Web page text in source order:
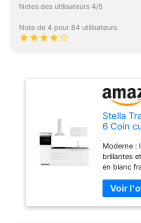
Notes des utilisateurs 4/5
Note de 4 pour 84 utilisateurs
Stella
6 Coin
blanc
Cuisine
et de
260 x
Moderne :
brillantes
en blanc
de travail
foncé. Les